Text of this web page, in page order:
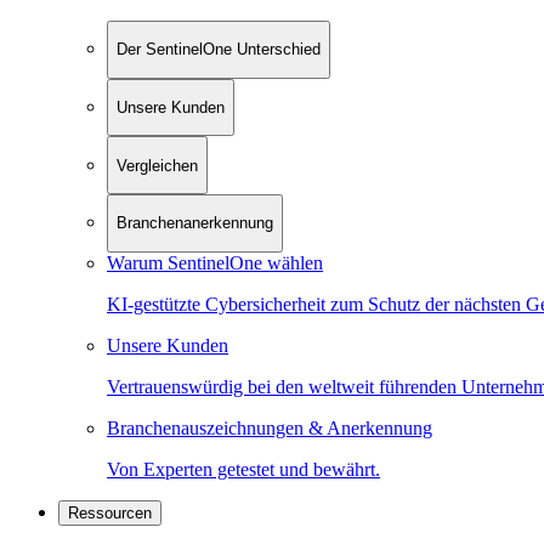
Der SentinelOne Unterschied
Unsere Kunden
Vergleichen
Branchenanerkennung
Warum SentinelOne wählen
KI-gestützte Cybersicherheit zum Schutz der nächsten
Unsere Kunden
Vertrauenswürdig bei den weltweit führenden
Branchenauszeichnungen & Anerkennung
Von Experten getestet und bewährt.
Ressourcen